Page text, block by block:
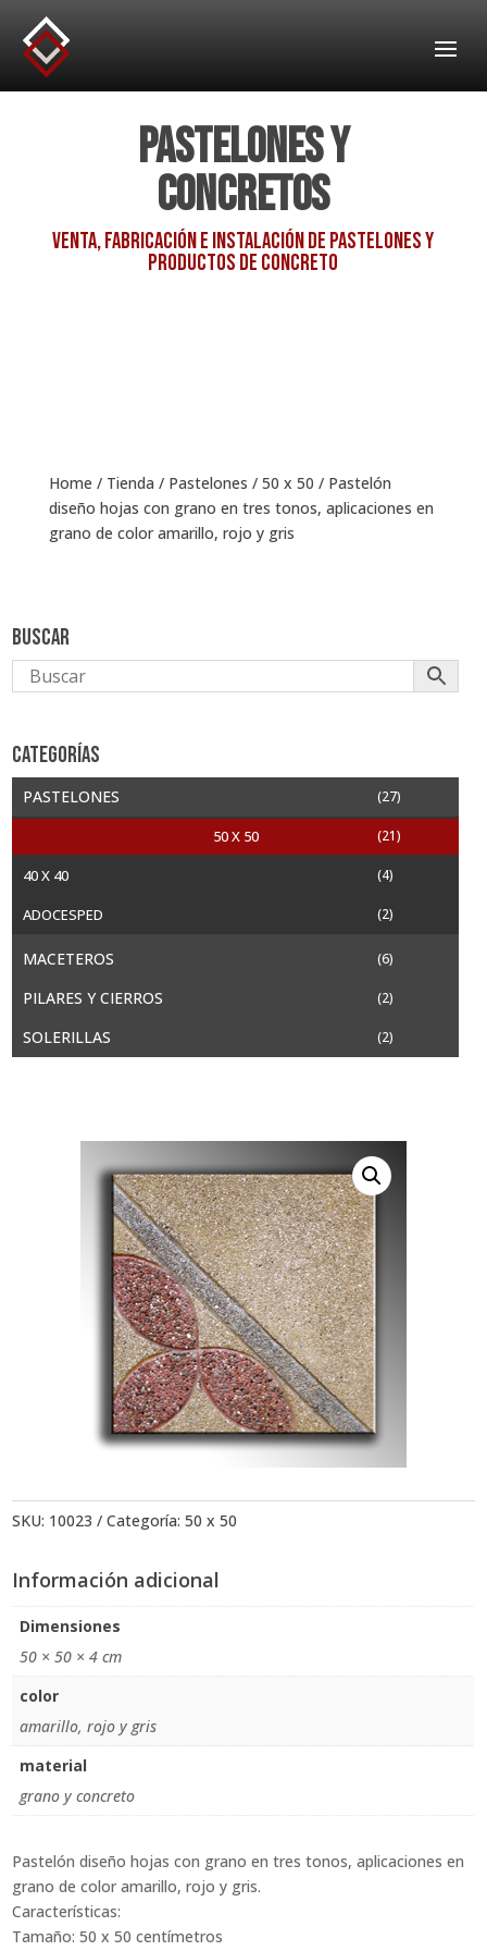
Pastelones y
Concretos
Venta, fabricación e instalación de pastelones y
productos de concreto
Home / Tienda / Pastelones / 50 x 50 / Pastelón
diseño hojas con grano en tres tonos, aplicaciones en
grano de color amarillo, rojo y gris
Buscar
Categorías
PASTELONES (27)
50 X 50 (21)
40 X 40 (4)
ADOCESPED (2)
MACETEROS (6)
PILARES Y CIERROS (2)
SOLERILLAS (2)
SKU: 10023 Categoría:50 x 50
Información adicional
Dimensiones
50 × 50 × 4 cm
color
amarillo, rojo y gris
material
grano y concreto
Pastelón diseño hojas con grano en tres tonos, aplicaciones en
grano de color amarillo, rojo y gris.
Características:
Tamaño: 50 x 50 centímetros